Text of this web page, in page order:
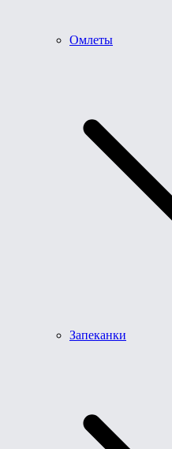
Омлеты
Запеканки